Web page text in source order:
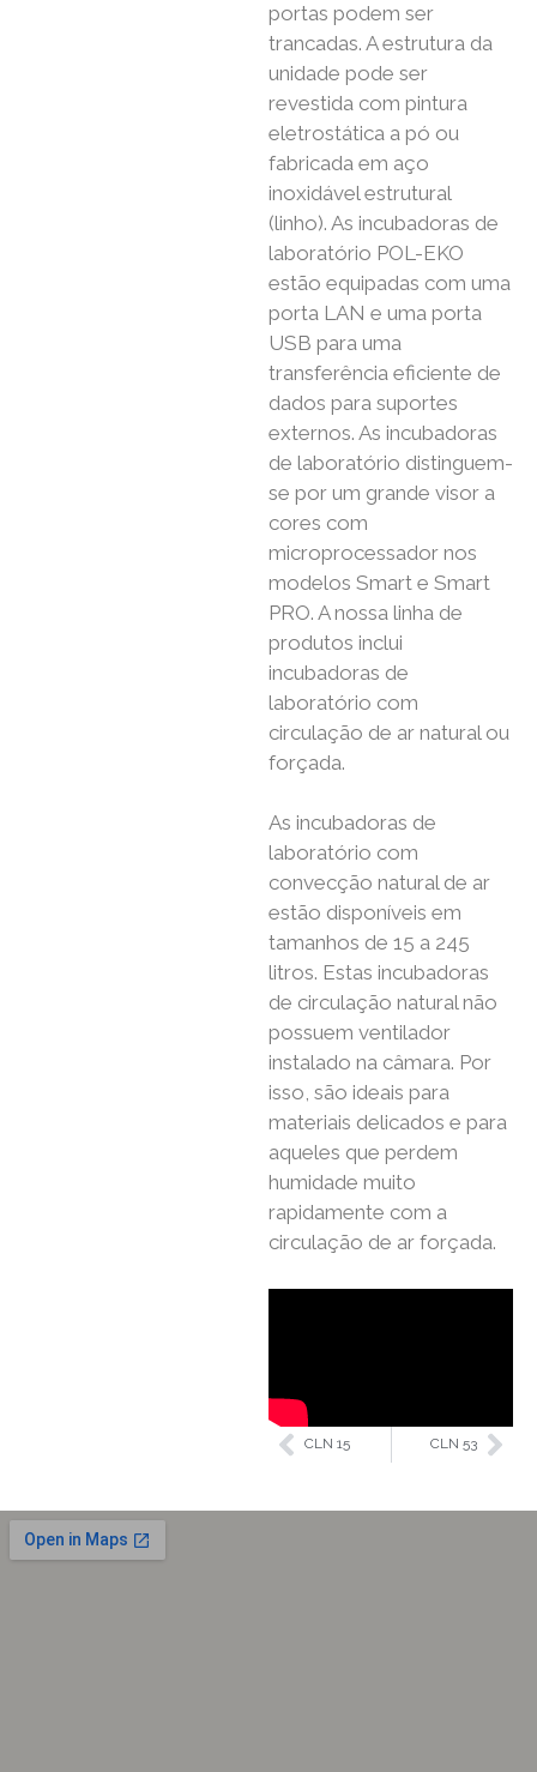
portas podem ser
trancadas. A estrutura da
unidade pode ser
revestida com pintura
eletrostática a pó ou
fabricada em aço
inoxidável estrutural
(linho). As incubadoras de
laboratório POL-EKO
estão equipadas com uma
porta LAN e uma porta
USB para uma
transferência eficiente de
dados para suportes
externos. As incubadoras
de laboratório distinguem-
se por um grande visor a
cores com
microprocessador nos
modelos Smart e Smart
PRO. A nossa linha de
produtos inclui
incubadoras de
laboratório com
circulação de ar natural ou
forçada.
As incubadoras de
laboratório com
convecção natural de ar
estão disponíveis em
tamanhos de 15 a 245
litros. Estas incubadoras
de circulação natural não
possuem ventilador
instalado na câmara. Por
isso, são ideais para
materiais delicados e para
aqueles que perdem
humidade muito
rapidamente com a
circulação de ar forçada.
CLN 15 CLN 53